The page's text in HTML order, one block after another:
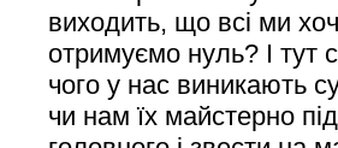
виходить, що всі ми
отримуємо нуль? І тут
чого у нас виникають
чи нам їх майстерно